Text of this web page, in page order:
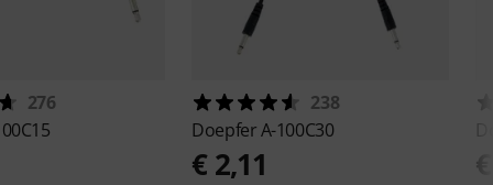
276
238
DoepferA-100C30
€ 2,11